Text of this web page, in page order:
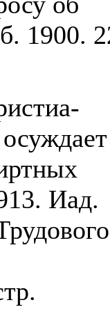
1900.
Иад.